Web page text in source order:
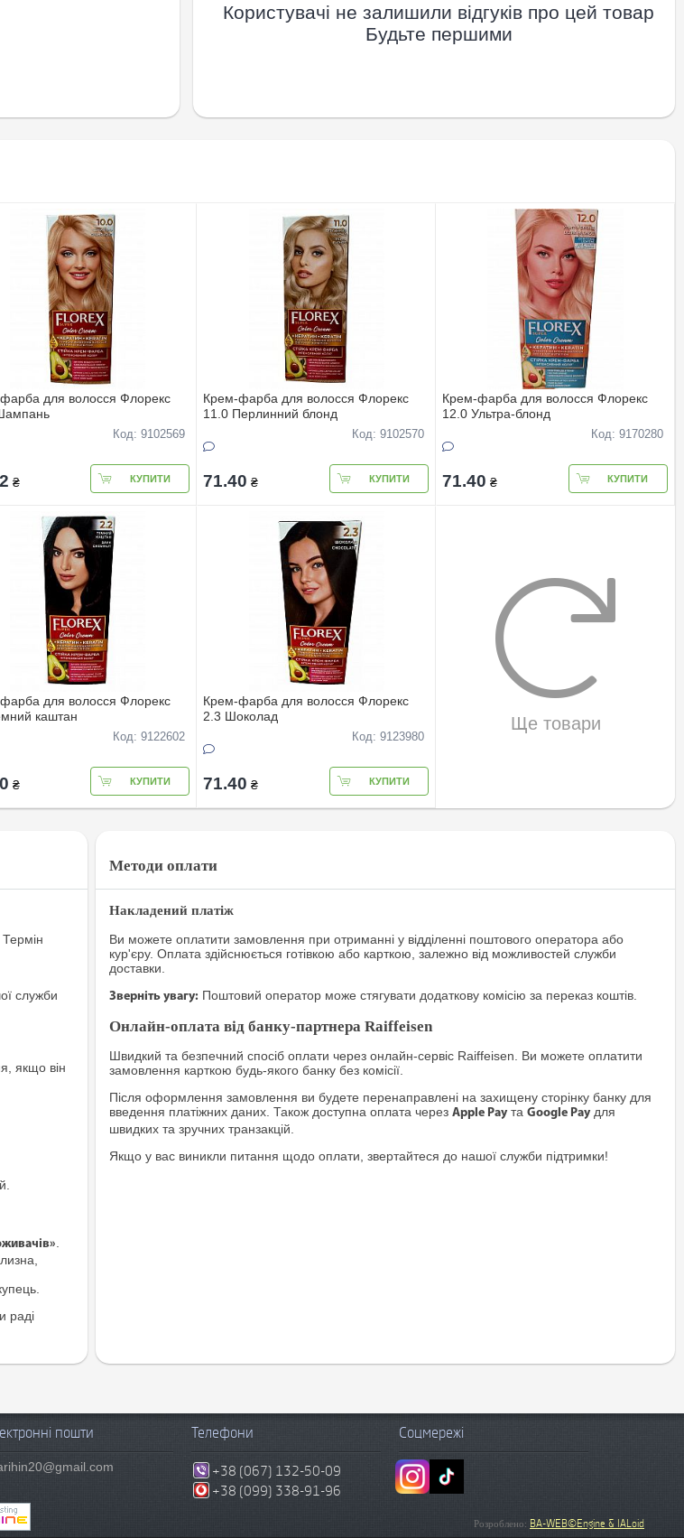
Користувачі не залишили відгуків про цей товар
Будьте першими
для волосся Флорекс
Код: 9102569
₴ КУПИТИ
Крем-фарба для волосся Флорекс
11.0 Перлинний блонд
Код: 9102570
71.40 ₴ КУПИТИ
Крем-фарба для волосся Флорекс
12.0 Ультра-блонд
Код: 9170280
71.40 ₴ КУПИТИ
для волосся Флорекс
каштан
Код: 9122602
₴ КУПИТИ
Крем-фарба для волосся Флорекс
2.3 Шоколад
Код: 9123980
71.40 ₴ КУПИТИ
Ще товари
служби
якщо він
раді
Методи оплати
Накладений платіж
Ви можете оплатити замовлення при отриманні у відділенні поштового оператора або
кур'єру. Оплата здійснюється готівкою або карткою, залежно від можливостей служби
доставки.
Зверніть увагу: Поштовий оператор може стягувати додаткову комісію за переказ коштів.
Онлайн-оплата від банку-партнера Raiffeisen
Швидкий та безпечний спосіб оплати через онлайн-сервіс Raiffeisen. Ви можете оплатити
замовлення карткою будь-якого банку без комісії.
Після оформлення замовлення ви будете перенаправлені на захищену сторінку банку для
введення платіжних даних. Також доступна оплата черезApple Pay таGoogle Pay для
швидких та зручних транзакцій.
Якщо у вас виникли питання щодо оплати, звертайтеся до нашої служби підтримки!
пошти Телефони
+38 (067) 132-50-09
+38 (099) 338-91-96
Соцмережі
Розроблено: BA-WEB©Engine & IALoid